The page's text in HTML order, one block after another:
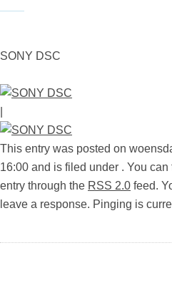
SONY DSC
This entry was posted on
16:00 and is filed under . You
entry through the RSS 2.0 feed.
leave a response. Pinging is